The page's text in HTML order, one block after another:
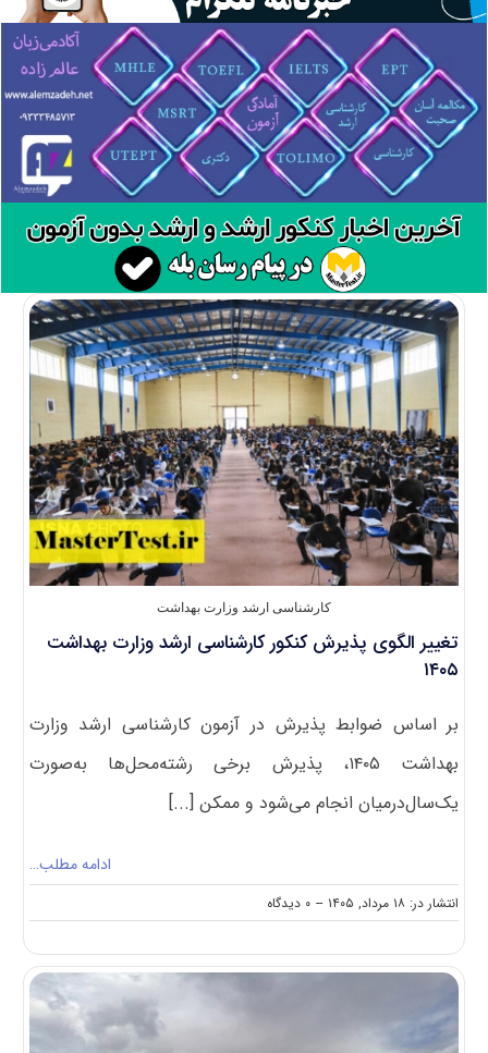
کارشناسی ارشد وزارت بهداشت
تغییر الگوی پذیرش کنکور کارشناسی ارشد وزارت بهداشت
۱۴۰۵
بر اساس ضوابط پذیرش در آزمون کارشناسی ارشد وزارت
بهداشت ۱۴۰۵، پذیرش برخی رشته‌محل‌ها به‌صورت
یک‌سال‌درمیان انجام می‌شود و ممکن [...]
ادامه مطلب…
انتشار در: ۱۸ مرداد, ۱۴۰۵ -- ۰ دیدگاه
on
تغییر
پذیرش